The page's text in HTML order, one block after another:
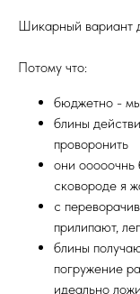
Шикарный вариант
Потому что:
бюджетно -
блины
проворонить
они ооооочнь
сковороде я
с
прилипают,
блины
погружение
идеально